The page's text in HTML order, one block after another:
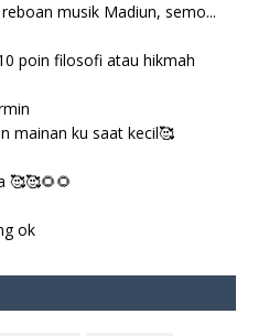
musik Madiun, semo...
poin filosofi atau hikmah
mainan ku saat kecil🥰
🥰🥰🌻🌻
ok